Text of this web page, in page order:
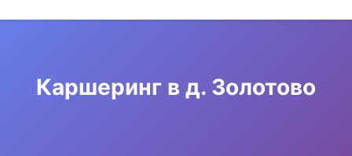
Каршеринг в д. Золотово